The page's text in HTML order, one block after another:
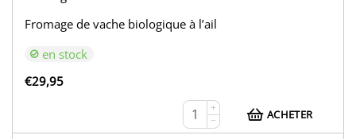
Fromage de vache biologique à l’ail
en stock
€29,95
+
−
ACHETER